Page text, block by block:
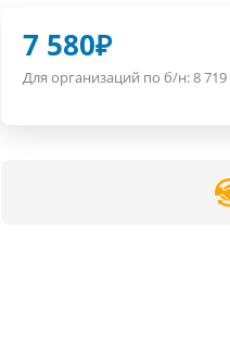
7 580₽
Для организаций по б/н:8 719